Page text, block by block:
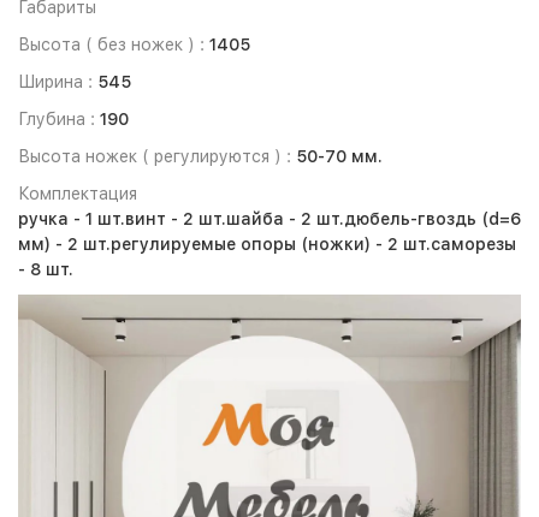
Габариты
Высота ( без ножек ) : 1405
Ширина : 545
Глубина : 190
Высота ножек ( регулируются ) : 50-70 мм.
Комплектация
ручка - 1 шт.винт - 2 шт.шайба - 2 шт.дюбель-гвоздь (d=6
мм) - 2 шт.регулируемые опоры (ножки) - 2 шт.саморезы
- 8 шт.